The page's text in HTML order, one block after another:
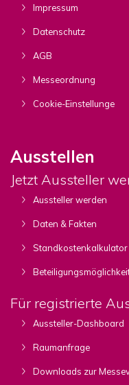
Impressum
Datenschutz
AGB
Messeordnung
Cookie-Einstellunge
Ausstellen
Jetzt Aussteller
Aussteller werden
Daten & Fakten
Standkostenkalkulator
Für registrierte
Aussteller-Dashboard
Raumanfrage
Downloads zur